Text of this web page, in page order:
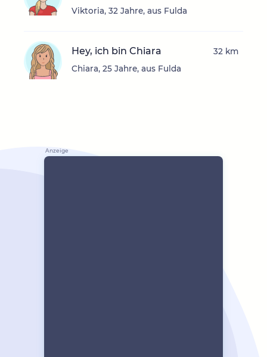
Viktoria, 32 Jahre, aus Fulda
Hey, ich bin Chiara
Chiara, 25 Jahre, aus Fulda
32 km